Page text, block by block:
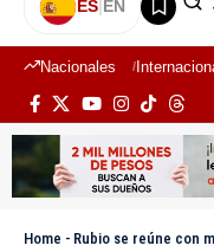
ES|EN
Nacionales
Home - Rubio se reúne con